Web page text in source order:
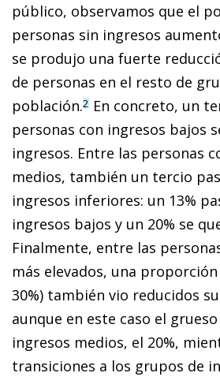
público, observamos que el
personas sin ingresos
se produjo una fuerte
de personas en el resto de
población.2 En concreto, un
personas con ingresos bajos
ingresos. Entre las personas
medios, también un tercio
ingresos inferiores: un 13%
ingresos bajos y un 20% se
Finalmente, entre las
más elevados, una
30%) también vio reducidos
aunque en este caso el
ingresos medios, el 20%,
transiciones a los grupos de